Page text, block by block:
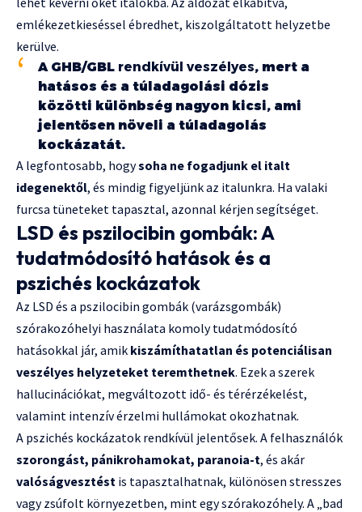
emlékezetkieséssel ébredhet, kiszolgáltatott helyzetbe
kerülve.
A GHB/GBL rendkívül veszélyes, mert a
hatásos és a túladagolási dózis
közötti különbség nagyon kicsi, ami
jelentősen növeli a túladagolás
kockázatát.
A legfontosabb, hogysoha ne fogadjunk el italt
idegenektől, és mindig figyeljünk az italunkra. Ha valaki
furcsa tüneteket tapasztal, azonnal kérjen segítséget.
LSD és pszilocibin gombák: A
tudatmódosító hatások és a
pszichés kockázatok
Az LSD és a pszilocibin gombák (varázsgombák)
szórakozóhelyi használata komoly tudatmódosító
hatásokkal jár, amik kiszámíthatatlan és potenciálisan
veszélyes helyzeteket teremthetnek. Ezek a szerek
hallucinációkat, megváltozott idő- és térérzékelést,
valamint intenzív érzelmi hullámokat okozhatnak.
A pszichés kockázatok rendkívül jelentősek. A felhasználók
szorongást, pánikrohamokat, paranoia-t, és akár
valóságvesztést is tapasztalhatnak, különösen stresszes
vagy zsúfolt környezetben, mint egy szórakozóhely. A „bad